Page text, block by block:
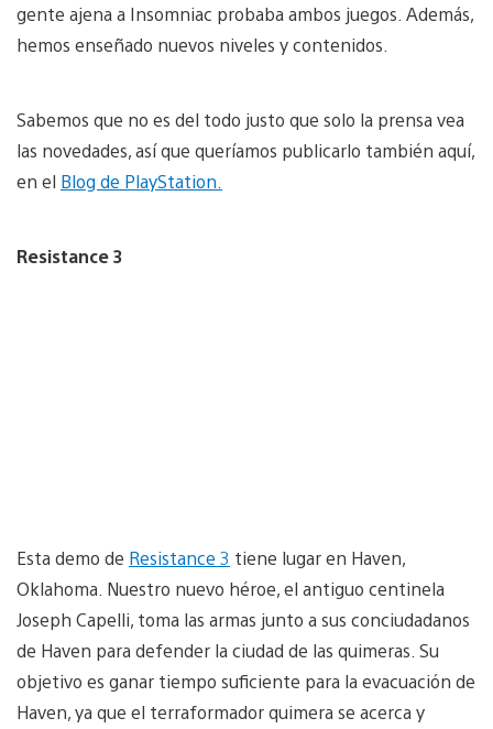
gente ajena a Insomniac probaba ambos juegos. Además,
hemos enseñado nuevos niveles y contenidos.
Sabemos que no es del todo justo que solo la prensa vea
las novedades, así que queríamos publicarlo también aquí,
en el Blog de PlayStation.
Resistance 3
Esta demo de Resistance 3 tiene lugar en Haven,
Oklahoma. Nuestro nuevo héroe, el antiguo centinela
Joseph Capelli, toma las armas junto a sus conciudadanos
de Haven para defender la ciudad de las quimeras. Su
objetivo es ganar tiempo suficiente para la evacuación de
Haven, ya que el terraformador quimera se acerca y